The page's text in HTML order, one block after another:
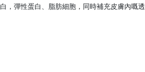
，彈性蛋白、脂肪細胞，同時補充皮膚內嘅